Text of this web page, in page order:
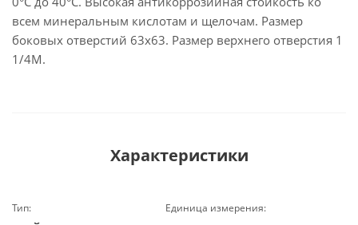
всем минеральным кислотам и щелочам. Размер
боковых отверстий 63х63. Размер верхнего отверстия 1
1/4M.
Характеристики
Тип: Единица измерения: